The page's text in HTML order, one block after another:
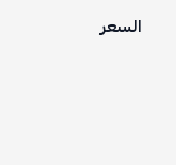
السعر